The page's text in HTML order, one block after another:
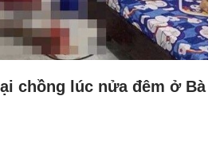
chồng lúc nửa đêm ở Bà